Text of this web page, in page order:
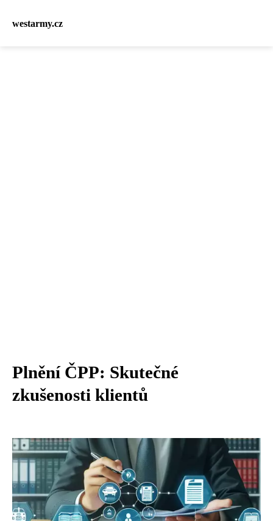
westarmy.cz
Plnění ČPP: Skutečné
zkušenosti klientů